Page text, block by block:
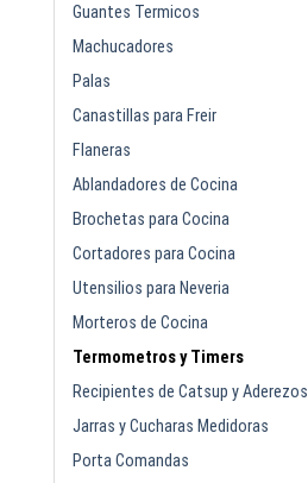
Guantes Termicos
Machucadores
Palas
Canastillas para Freir
Flaneras
Ablandadores de Cocina
Brochetas para Cocina
Cortadores para Cocina
Utensilios para Neveria
Morteros de Cocina
Termometros y Timers
Recipientes de Catsup y Aderezos
Jarras y Cucharas Medidoras
Porta Comandas